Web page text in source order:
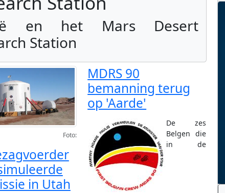
en het Mars Desert
Station
Foto:
in Utah
MDRS 90
bemanning terug
op 'Aarde'
De zes
Belgen die
in de